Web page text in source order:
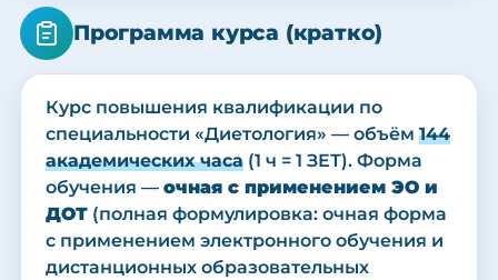
Программа курса (кратко)
Курс повышения квалификации по
специальности «Диетология» — объём 144
академических часа (1 ч = 1 ЗЕТ). Форма
обучения — очная с применением ЭО и
ДОТ (полная формулировка: очная форма
с применением электронного обучения и
дистанционных образовательных